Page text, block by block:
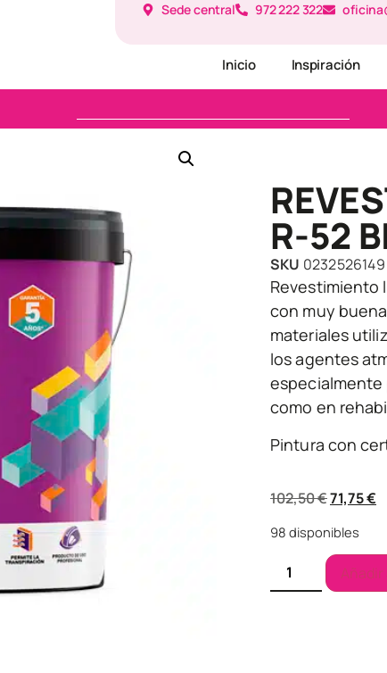
Sede central 972 222 322
Inicio Inspiración
R-52
SKU 0232526149
Revestimiento
con muy
materiales
los agentes
especialmente
como en
Pintura con
102,50€71,75€
98 disponibles